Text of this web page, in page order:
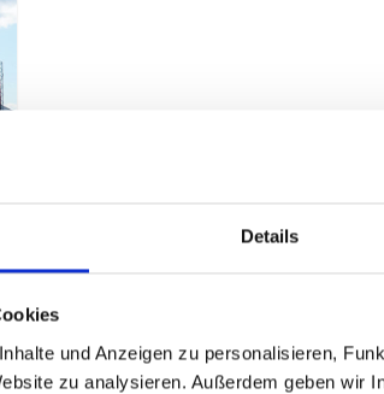
Details
und Anzeigen zu personalisieren,
zu analysieren. Außerdem geben wir